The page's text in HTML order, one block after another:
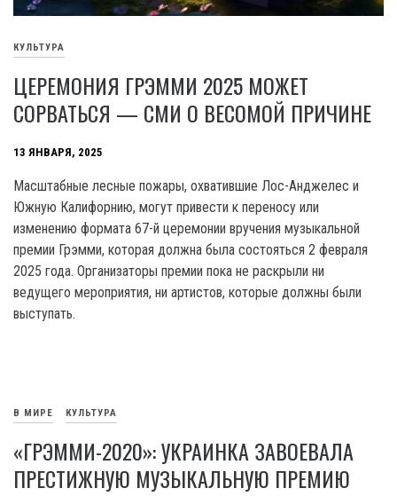
КУЛЬТУРА
ЦЕРЕМОНИЯ ГРЭММИ 2025 МОЖЕТ
СОРВАТЬСЯ — СМИ О ВЕСОМОЙ ПРИЧИНЕ
13 ЯНВАРЯ, 2025
Масштабные лесные пожары, охватившие Лос-Анджелес и
Южную Калифорнию, могут привести к переносу или
изменению формата 67-й церемонии вручения музыкальной
премии Грэмми, которая должна была состояться 2 февраля
2025 года. Организаторы премии пока не раскрыли ни
ведущего мероприятия, ни артистов, которые должны были
выступать.
В МИРЕ КУЛЬТУРА
«ГРЭММИ-2020»: УКРАИНКА ЗАВОЕВАЛА
ПРЕСТИЖНУЮ МУЗЫКАЛЬНУЮ ПРЕМИЮ